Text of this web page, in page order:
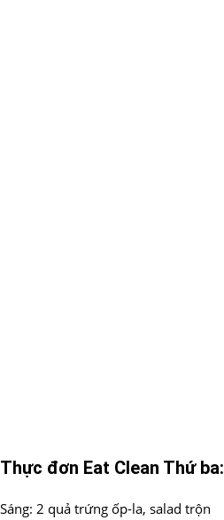
Thực đơn Eat Clean Thứ ba:
Sáng: 2 quả trứng ốp-la, salad trộn